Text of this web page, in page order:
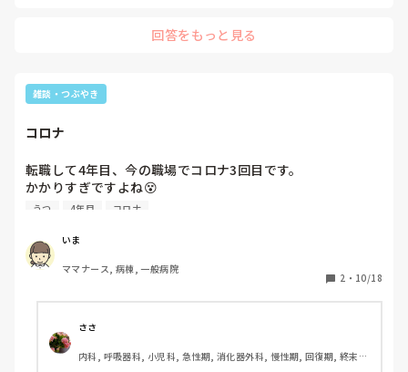
回答をもっと見る
雑談・つぶやき
コロナ
転職して4年目、今の職場でコロナ3回目です。
かかりすぎですよね😵
きっとプライベートでコロナうつったんですが、休み明けで
うつ 4年目 コロナ
いま
ママナース, 病棟, 一般病院
2 ・ 10/18
ささ
内科, 呼吸器科, 小児科, 急性期, 消化器外科, 慢性期, 回復期, 終末